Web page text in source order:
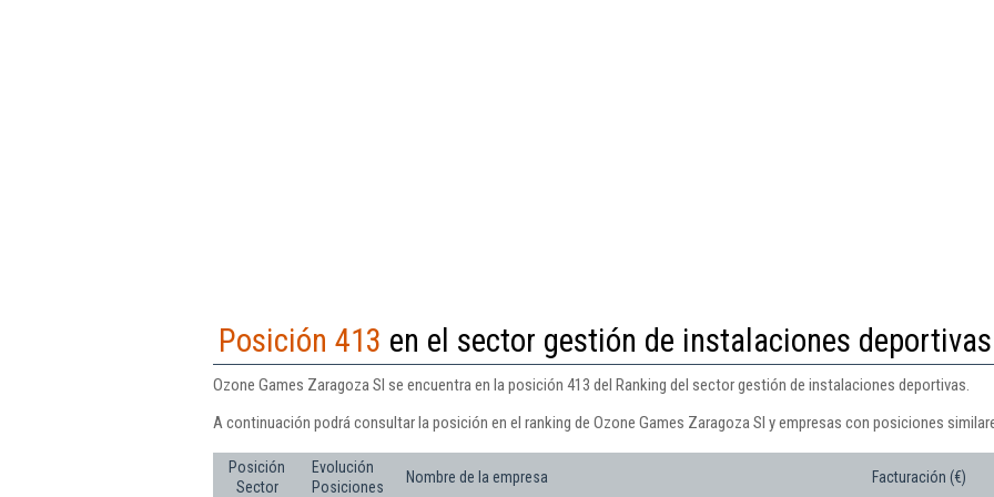
Posición 413 en el sector gestión de instalaciones deportivas
Ozone Games Zaragoza Sl se encuentra en la posición 413 del Ranking del sector gestión de instalaciones deportivas.
A continuación podrá consultar la posición en el ranking de Ozone Games Zaragoza Sl y empresas con posiciones
Posición
Sector
Evolución
Posiciones
Nombre de la empresa Facturación (€)